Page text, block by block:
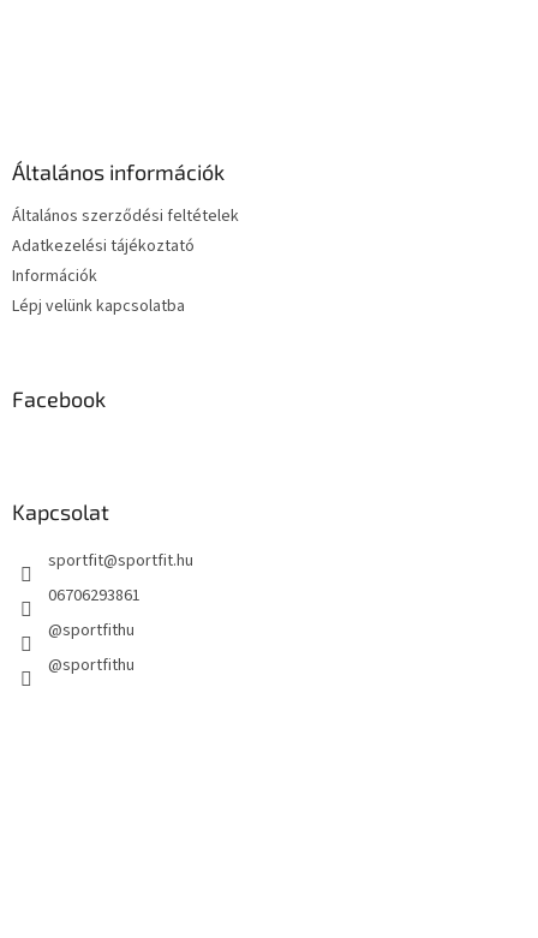
Általános információk
Általános szerződési feltételek
Adatkezelési tájékoztató
Információk
Lépj velünk kapcsolatba
Facebook
Kapcsolat
sportfit@sportfit.hu
06706293861
@sportfithu
@sportfithu